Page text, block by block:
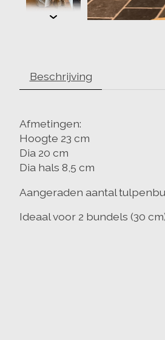
Beschrijving
Afmetingen:
Hoogte 23 cm
Dia 20 cm
Dia hals 8,5 cm
Aangeraden aantal
Ideaal voor 2 bundels (30